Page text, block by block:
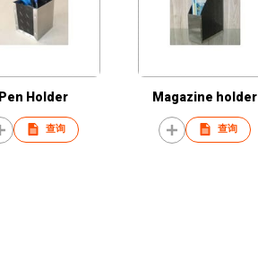
Pen Holder
查询
Magazine holder
查询